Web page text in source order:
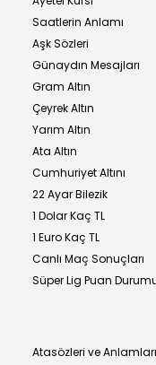
Saatlerin Anlamı
Aşk Sözleri
Günaydın Mesajları
Gram Altın
Çeyrek Altın
Yarım Altın
Ata Altın
Cumhuriyet Altını
22 Ayar Bilezik
1 Dolar Kaç TL
1 Euro Kaç TL
Canlı Maç Sonuçları
Süper Lig Puan
Atasözleri ve Anlamları